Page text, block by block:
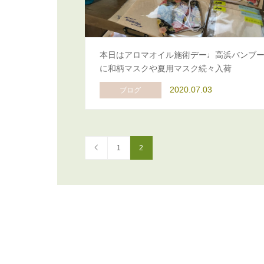
本日はアロマオイル施術デー♩高浜バンブー
に和柄マスクや夏用マスク続々入荷
ブログ 2020.07.03
1 2